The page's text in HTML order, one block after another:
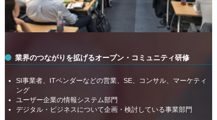
業界のつながりを拡げるオープン・コミュニティ研修
SI事業者、ITベンダーなどの営業、SE、コンサル、マーケティ
ング
ユーザー企業の情報システム部門
デジタル・ビジネスについて企画・検討している事業部門